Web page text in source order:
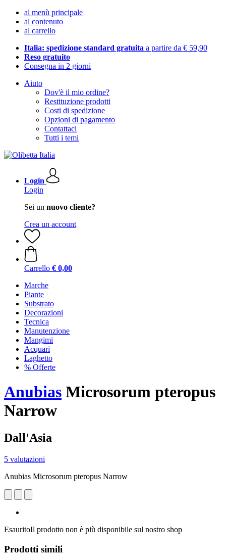
al menù principale
al contenuto
al carrello
Italia: spedizione standard gratuita a partire da € 59,90
Reso gratuito
Consegna in 2 giorni
Aiuto
Dov'è il mio ordine?
Restituzione prodotti
Costi di spedizione
Opzioni di pagamento
Contattaci
Tutti i temi
Login
Login
Sei un nuovo cliente?
Crea un account
Carrello € 0,00
Marche
Piante
Substrato
Decorazioni
Tecnica
Manutenzione
Mangimi
Acquari
Laghetto
% Offerte
Anubias Microsorum pteropus
Narrow
Dall'Asia
5 valutazioni
Anubias Microsorum pteropus Narrow
EsauritoIl prodotto non è più disponibile sul nostro shop
Prodotti simili